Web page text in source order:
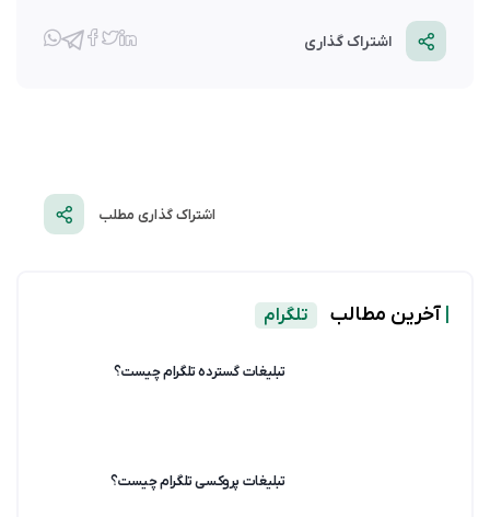
اشتراک گذاری
اشتراک گذاری مطلب
آخرین مطالب تلگرام
تبلیغات گسترده تلگرام چیست؟
تبلیغات پروکسی تلگرام چیست؟